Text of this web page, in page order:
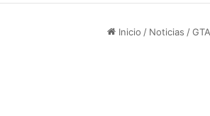
Inicio / Noticias /